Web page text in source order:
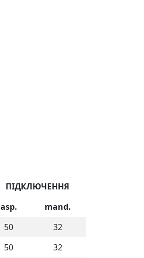
ПІДКЛЮЧЕННЯ
asp.
mand.
50
32
50 32